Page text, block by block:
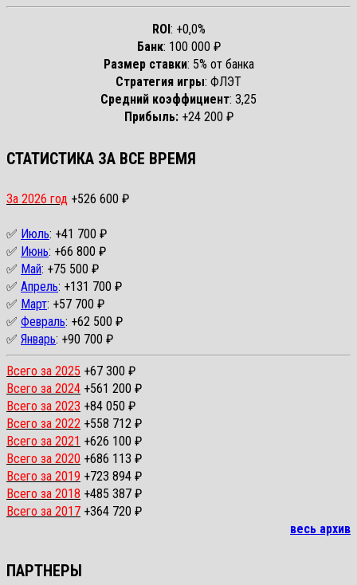
ROI : +0,0%
Банк: 100 000 ₽
Размер ставки: 5% от банка
Стратегия игры: ФЛЭТ
Средний коэффициент: 3,25
Прибыль:+24 200 ₽
СТАТИСТИКА ЗА ВСЕ ВРЕМЯ
За 2026 год +526 600 ₽
✅ Июль: +41 700 ₽
✅ Июнь: +66 800 ₽
✅ Май: +75 500 ₽
✅ Апрель: +131 700 ₽
✅ Март: +57 700 ₽
✅ Февраль: +62 500 ₽
✅ Январь: +90 700 ₽
Всего за 2025 +67 300 ₽
Всего за 2024 +561 200 ₽
Всего за 2023 +84 050 ₽
Всего за 2022 +558 712 ₽
Всего за 2021 +626 100 ₽
Всего за 2020 +686 113 ₽
Всего за 2019 +723 894 ₽
Всего за 2018 +485 387 ₽
Всего за 2017 +364 720 ₽
весь архив
ПАРТНЕРЫ